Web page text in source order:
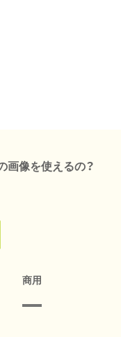
画像を使えるの？
商用